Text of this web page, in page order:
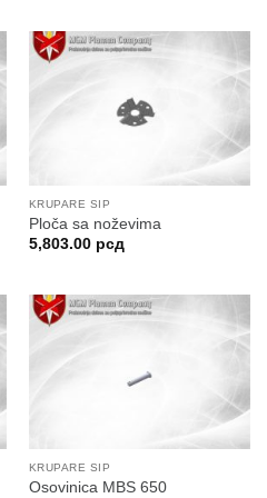
KRUPARE SIP
Ploča sa noževima
5,803.00 рсд
KRUPARE SIP
Osovinica MBS 650